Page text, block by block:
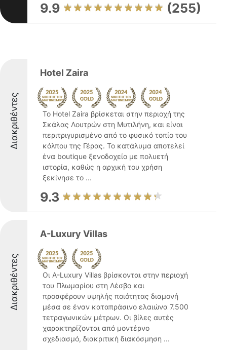
9.9 (255)
Διακριθέντες
Hotel Zaira
Το Hotel Zaira βρίσκεται στην περιοχή της
Σκάλας Λουτρών στη Μυτιλήνη, και είναι
περιτριγυρισμένο από το φυσικό τοπίο του
κόλπου της Γέρας. Το κατάλυμα αποτελεί
ένα boutique ξενοδοχείο με πολυετή
ιστορία, καθώς η αρχική του χρήση
ξεκίνησε το ...
9.3
Διακριθέντες
A-Luxury Villas
Οι A-Luxury Villas βρίσκονται στην περιοχή
του Πλωμαρίου στη Λέσβο και
προσφέρουν υψηλής ποιότητας διαμονή
μέσα σε έναν καταπράσινο ελαιώνα 7.500
τετραγωνικών μέτρων. Οι βίλες αυτές
χαρακτηρίζονται από μοντέρνο
σχεδιασμό, διακριτική διακόσμηση ...